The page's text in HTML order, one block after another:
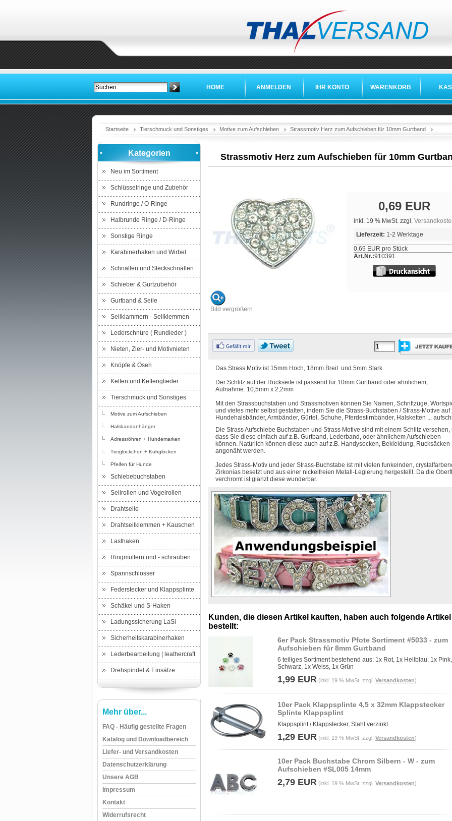
HOME ANMELDEN IHR KONTO WARENKORB
Startseite Tierschmuck und Sonstiges Motive zum Aufschieben Strassmotiv Herz zum Aufschieben für 10mm Gurtband
Kategorien
Neu im Sortiment
Schlüsselringe und Zubehör
Rundringe / O-Ringe
Halbrunde Ringe / D-Ringe
Sonstige Ringe
Karabinerhaken und Wirbel
Schnallen und Steckschnallen
Schieber & Gurtzubehör
Gurtband & Seile
Seilklammern - Seilklemmen
Lederschnüre ( Rundleder )
Nieten, Zier- und Motivnieten
Knöpfe & Ösen
Ketten und Kettenglieder
Tierschmuck und Sonstiges
Motive zum Aufschieben
Halsbandanhänger
Adressröhren + Hundemarken
Tierglöckchen + Kuhglocken
Pfeifen für Hunde
Schiebebuchstaben
Seilrollen und Vogelrollen
Drahtseile
Drahtseilklemmen + Kauschen
Lasthaken
Ringmuttern und - schrauben
Spannschlösser
Federstecker und Klappsplinte
Schäkel und S-Haken
Ladungssicherung LaSi
Sicherheitskarabinerhaken
Lederbearbeitung | leathercraft
Drehspindel & Einsätze
Mehr über...
FAQ - Häufig gestellte Fragen
Katalog und Downloadbereich
Liefer- und Versandkosten
Datenschutzerklärung
Unsere AGB
Impressum
Kontakt
Widerrufsrecht
Strassmotiv Herz zum Aufschieben für 10mm
Bild vergrößern
0,69 EUR
inkl. 19 % MwSt. zzgl.
Lieferzeit: 1-2 Werktage
0,69 EUR pro Stück
Art.Nr.:910391
Das Strass Motiv ist 15mm Hoch, 18mm Breit und 5mm Stark
Der Schlitz auf der Rückseite ist passend für 10mm Gurtband oder ähnlichem,
Aufnahme: 10,5mm x 2,2mm
Mit den Strassbuchstaben und Strassmotiven können Sie Namen, Schriftzüge,
und vieles mehr selbst gestalten, indem Sie die Strass-Buchstaben / Strass-Motive auf
Hundehalsbänder, Armbänder, Gürtel, Schuhe, Pferdestirnbänder, Halsketten ...
Die Strass Aufschiebe Buchstaben und Strass Motive sind mit einem Schlitz versehen,
dass Sie diese einfach auf z.B. Gurtband, Lederband, oder ähnlichem Aufschieben
können. Natürlich können diese auch auf z.B. Handysocken, Bekleidung, Rucksäcken
angenäht werden.
Jedes Strass-Motiv und jeder Strass-Buchstabe ist mit vielen funkelnden,
Zirkonias besetzt und aus einer nickelfreien Metall-Legierung hergestellt. Da die
verchromt ist glänzt diese wunderbar.
Kunden, die diesen Artikel kauften, haben auch folgende Artikel
bestellt:
6er Pack Strassmotiv Pfote Sortiment #5033 - zum
Aufschieben für 8mm Gurtband
6 teiliges Sortiment bestehend aus: 1x Rot, 1x Hellblau, 1x
Schwarz, 1x Weiss, 1x Grün
1,99 EUR (inkl. 19 % MwSt. zzgl. Versandkosten)
10er Pack Klappsplinte 4,5 x 32mm Klappstecker
Splinte Klappsplint
Klappsplint / Klappstecker, Stahl verzinkt
1,29 EUR (inkl. 19 % MwSt. zzgl. Versandkosten)
10er Pack Buchstabe Chrom Silbern - W - zum
Aufschieben #SL005 14mm
2,79 EUR (inkl. 19 % MwSt. zzgl. Versandkosten)